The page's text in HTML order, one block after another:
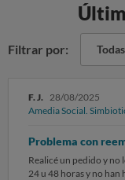
Filtrar por:
F. J. 28/08/2025
Amedia Social.
Problema con
Realicé un pedido y no
24 u 48 horas y no han